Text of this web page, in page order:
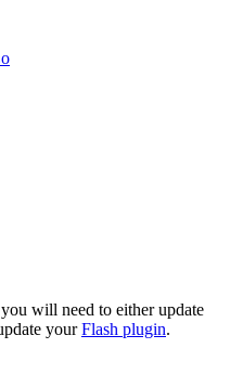
will need to either update
yourFlash plugin.